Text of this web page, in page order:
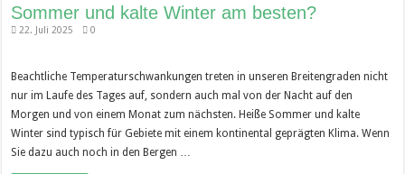
Sommer und kalte Winter am besten?
22. Juli 2025 0
Beachtliche Temperaturschwankungen treten in unseren Breitengraden nicht
nur im Laufe des Tages auf, sondern auch mal von der Nacht auf den
Morgen und von einem Monat zum nächsten. Heiße Sommer und kalte
Winter sind typisch für Gebiete mit einem kontinental geprägten Klima. Wenn
Sie dazu auch noch in den Bergen …